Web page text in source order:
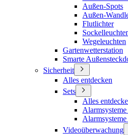
Außen-Spots
Außen-
Flutlichter
Wegeleuchten
Gartenwetterstation
Smarte
Sicherheit
Alles entdecken
Sets
Alles
Videoüberwachung